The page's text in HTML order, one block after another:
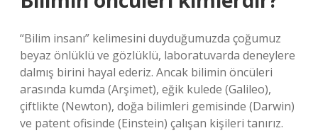
“Bilim insanı” kelimesini duyduğumuzda çoğumuz
beyaz önlüklü ve gözlüklü, laboratuvarda deneylere
dalmış birini hayal ederiz. Ancak bilimin öncüleri
arasında kumda (Arşimet), eğik kulede (Galileo),
çiftlikte (Newton), doğa bilimleri gemisinde (Darwin)
ve patent ofisinde (Einstein) çalışan kişileri tanırız.